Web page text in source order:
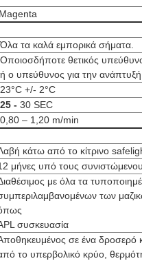
Magenta
Όλα τα καλά εμπορικά σήματα.
Οποιοσδήποτε θετικός
ή ο υπεύθυνος για την
23°C +/- 2°C
25 - 30 SEC
0,80 – 1,20 m/min
κάτω από το κίτρινο
μήνες υπό τους
με όλα τα
των
συσκευασία
σε ένα δροσερό
το υπερβολικό κρύο,